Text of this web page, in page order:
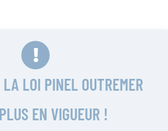
LOI PINEL OUTREMER
EN VIGUEUR !